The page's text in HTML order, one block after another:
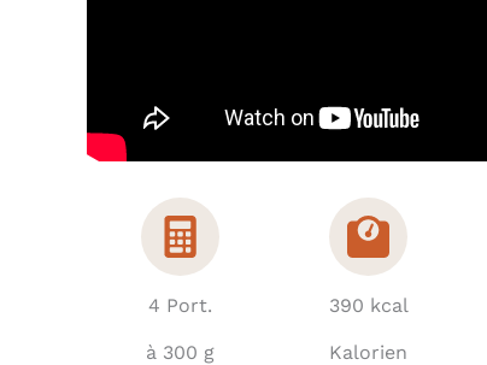
4 Port.
à 300 g
390 kcal
Kalorien